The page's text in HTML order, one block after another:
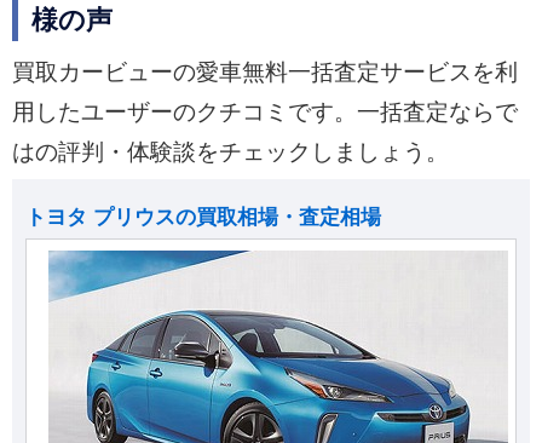
様の声
買取カービューの愛車無料一括査定サービスを利
用したユーザーのクチコミです。一括査定ならで
はの評判・体験談をチェックしましょう。
トヨタ プリウスの買取相場・査定相場